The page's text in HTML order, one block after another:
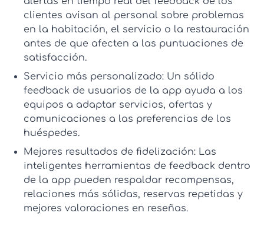
clientes avisan al personal sobre problemas
en la habitación, el servicio o la restauración
antes de que afecten a las puntuaciones de
satisfacción.
Servicio más personalizado: Un sólido
feedback de usuarios de la app ayuda a los
equipos a adaptar servicios, ofertas y
comunicaciones a las preferencias de los
huéspedes.
Mejores resultados de fidelización: Las
inteligentes herramientas de feedback dentro
de la app pueden respaldar recompensas,
relaciones más sólidas, reservas repetidas y
mejores valoraciones en reseñas.